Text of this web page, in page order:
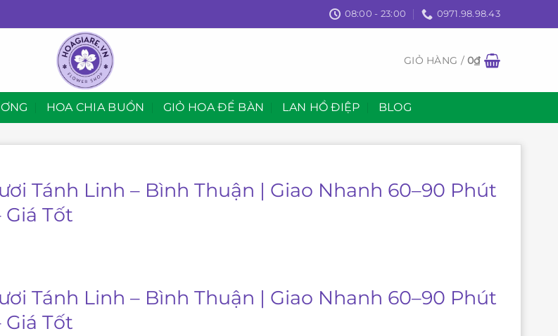
08:00 - 23:00 0971.98.98.43
GIỎ HÀNG /0₫
HOA CHIA BUỒN GIỎ HOA ĐỂ BÀN LAN HỒ ĐIỆP BLOG
Tánh Linh – Bình Thuận | Giao Nhanh 60–90 Phút
Tốt
Tánh Linh – Bình Thuận | Giao Nhanh 60–90 Phút
Tốt